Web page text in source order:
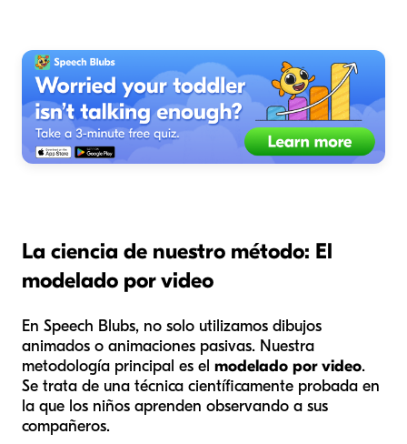
La ciencia de nuestro método: El
modelado por video
En Speech Blubs, no solo utilizamos dibujos
animados o animaciones pasivas. Nuestra
metodología principal es el modelado por video.
Se trata de una técnica científicamente probada en
la que los niños aprenden observando a sus
compañeros.